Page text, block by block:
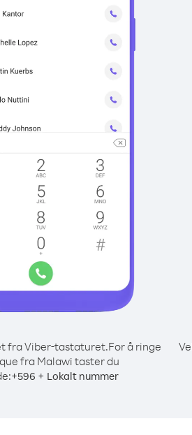
fra Viber-tastaturet.For å ringe
fra Malawi taster du
+596 + Lokalt nummer